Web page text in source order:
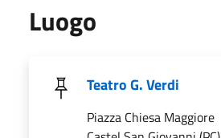
Luogo
Teatro G. Verdi
Piazza Chiesa Maggiore